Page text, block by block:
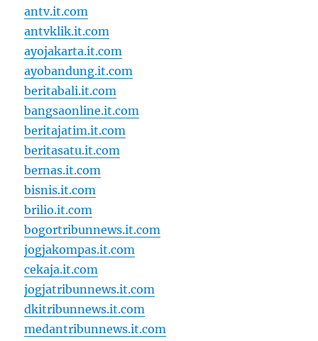
antv.it.com
antvklik.it.com
ayojakarta.it.com
ayobandung.it.com
beritabali.it.com
bangsaonline.it.com
beritajatim.it.com
beritasatu.it.com
bernas.it.com
bisnis.it.com
brilio.it.com
bogortribunnews.it.com
jogjakompas.it.com
cekaja.it.com
jogjatribunnews.it.com
dkitribunnews.it.com
medantribunnews.it.com